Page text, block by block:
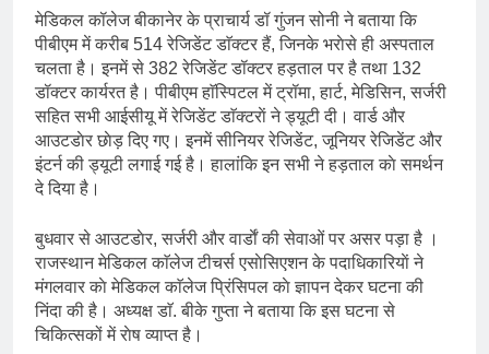
मेडिकल कॉलेज बीकानेर के प्राचार्य डॉ गुंजन सोनी ने बताया कि
पीबीएम में करीब 514 रेजिडेंट डाॅक्टर हैं, जिनके भराेसे ही अस्पताल
चलता है। इनमें से 382 रेजिडेंट डॉक्टर हड़ताल पर है तथा 132
डॉक्टर कार्यरत है। पीबीएम हाॅस्पिटल में ट्रॉमा, हार्ट, मेडिसिन, सर्जरी
सहित सभी आईसीयू में रेजिडेंट डाॅक्टराें ने ड्यूटी दी। वार्ड और
आउटडाेर छाेड़ दिए गए। इनमें सीनियर रेजिडेंट, जूनियर रेजिडेंट और
इंटर्न की ड्यूटी लगाई गई है। हालांकि इन सभी ने हड़ताल काे समर्थन
दे दिया है।
बुधवार से आउटडाेर, सर्जरी और वार्डाें की सेवाओं पर असर पड़ा है ।
राजस्थान मेडिकल काॅलेज टीचर्स एसाेसिएशन के पदाधिकारियाें ने
मंगलवार काे मेडिकल काॅलेज प्रिंसिपल काे ज्ञापन देकर घटना की
निंदा की है। अध्यक्ष डाॅ. बीके गुप्ता ने बताया कि इस घटना से
चिकित्सकों में राेष व्याप्त है।